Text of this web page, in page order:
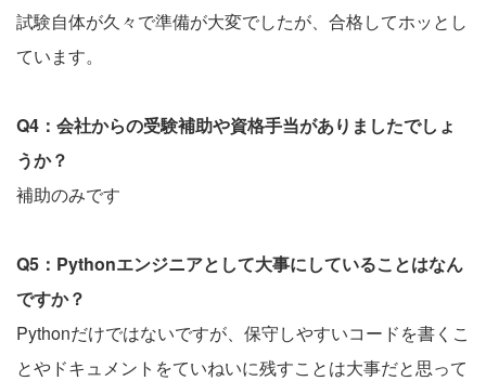
試験自体が久々で準備が大変でしたが、合格してホッとし
ています。
Q4：会社からの受験補助や資格手当がありましたでしょ
うか？
補助のみです
Q5：Pythonエンジニアとして大事にしていることはなん
ですか？
Pythonだけではないですが、保守しやすいコードを書くこ
とやドキュメントをていねいに残すことは大事だと思って